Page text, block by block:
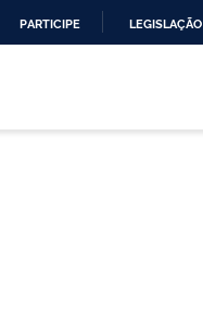
PARTICIPE LEGISLAÇÃO